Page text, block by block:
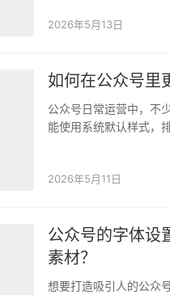
2026年5月13日
如何在公众号里
公众号日常运营中，不
能使用系统默认样式，
2026年5月11日
公众号的字体设
素材？
想要打造吸引人的公众